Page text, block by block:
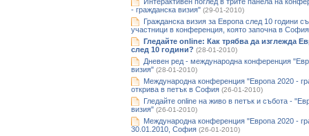
- гражданска визия" (29-01-2010)
Гражданска визия за Европа след 10 години
участници в конференция, която започна в
Гледайте оnline: Как трябва да изглежда
след 10 години? (28-01-2010)
Дневен ред - международна конференция
визия" (28-01-2010)
Международна конференция "Европа 2020 -
открива в петък в София (26-01-2010)
Гледайте оnline на живо в петък и събота -
визия" (26-01-2010)
Международна конференция "Европа 2020 -
30.01.2010, София (26-01-2010)